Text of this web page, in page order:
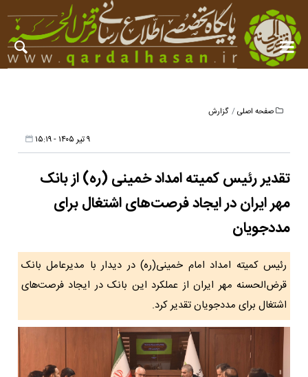
صفحه اصلی گزارش
۹ تیر ۱۴۰۵ - ۱۵:۱۹
تقدیر رئیس کمیته امداد خمینی (ره) از بانک
مهر ایران در ایجاد فرصت‌های اشتغال برای
مددجویان
رئیس کمیته امداد امام خمینی(ره) در دیدار با مدیرعامل بانک
قرض‌الحسنه مهر ایران از عملکرد این بانک در ایجاد فرصت‌های
اشتغال برای مددجویان تقدیر کرد.